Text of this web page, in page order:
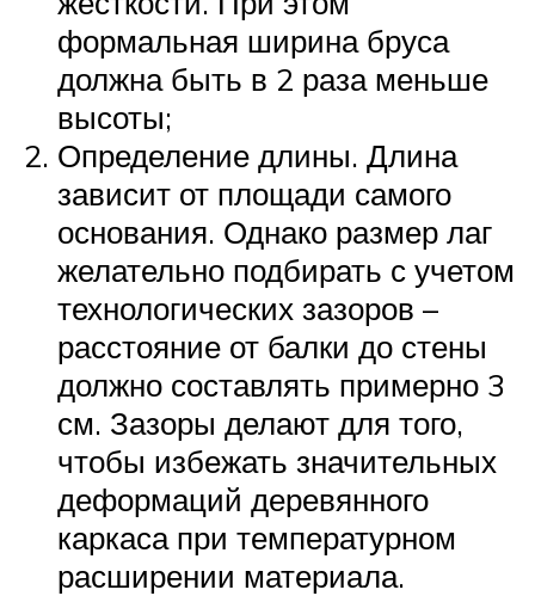
формальная ширина бруса
должна быть в 2 раза меньше
высоты;
Определение длины. Длина
зависит от площади самого
основания. Однако размер лаг
желательно подбирать с учетом
технологических зазоров –
расстояние от балки до стены
должно составлять примерно 3
см. Зазоры делают для того,
чтобы избежать значительных
деформаций деревянного
каркаса при температурном
расширении материала.